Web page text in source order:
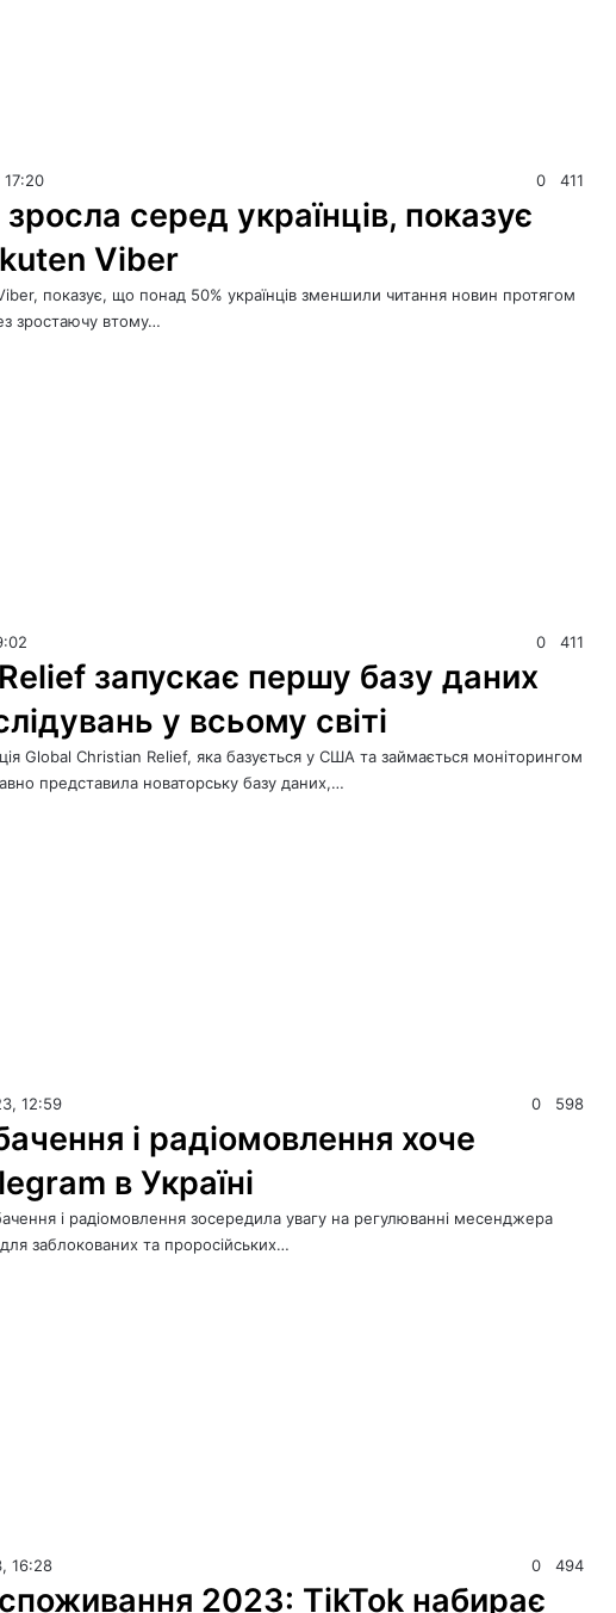
17:20 0 411
серед українців, показує
Viber
показує, що понад 50% українців зменшили читання новин протягом
зростаючу втому…
0 411
запускає першу базу даних
у всьому світі
Global Christian Relief, яка базується у США та займається моніторингом
представила новаторську базу даних,…
12:59 0 598
і радіомовлення хоче
в Україні
і радіомовлення зосередила увагу на регулюванні месенджера
заблокованих та проросійських…
16:28 0 494
2023: TikTok набирає